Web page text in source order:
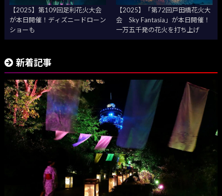
【2025】第109回足利花火大会
が本日開催！ディズニードローン
ショーも
【2025】「第72回戸田橋花火大
会 Sky Fantasia」が本日開催！
一万五千発の花火を打ち上げ
新着記事